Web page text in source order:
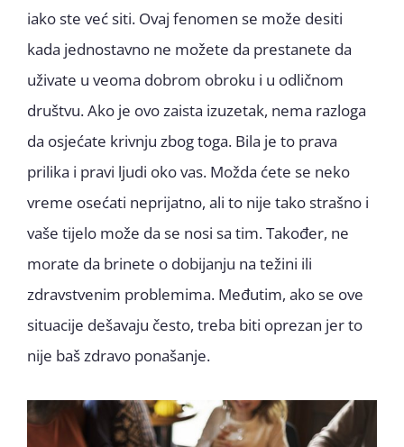
iako ste već siti. Ovaj fenomen se može desiti
kada jednostavno ne možete da prestanete da
uživate u veoma dobrom obroku i u odličnom
društvu. Ako je ovo zaista izuzetak, nema razloga
da osjećate krivnju zbog toga. Bila je to prava
prilika i pravi ljudi oko vas. Možda ćete se neko
vreme osećati neprijatno, ali to nije tako strašno i
vaše tijelo može da se nosi sa tim. Također, ne
morate da brinete o dobijanju na težini ili
zdravstvenim problemima. Međutim, ako se ove
situacije dešavaju često, treba biti oprezan jer to
nije baš zdravo ponašanje.